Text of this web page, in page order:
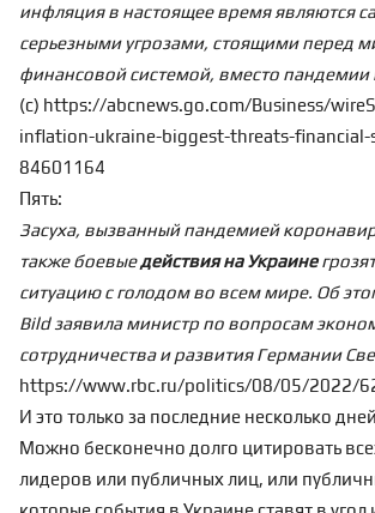
инфляция в настоящее время являются
серьезными угрозами, стоящими перед
финансовой системой, вместо пандемии
(с) https://abcnews.go.com/Business/
inflation-ukraine-biggest-threats-financial-
84601164
Пять:
Засуха, вызванный пандемией
также боевыедействия на Украине
ситуацию с голодом во всем мире. Об
Bild заявила министр по вопросам
сотрудничества и развития Германии
https://www.rbc.ru/politics/08/05/2022/
И это только за последние несколько
Можно бесконечно долго цитировать
лидеров или публичных лиц, или